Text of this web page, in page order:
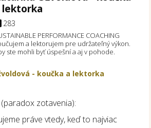
lektorka
283
PERFORMANCE COACHING
a lektorujem pre udržateľný výkon.
ste mohli byť úspešní a aj v pohode.
- koučka a lektorka
zotavenia):
práve vtedy, keď to najviac